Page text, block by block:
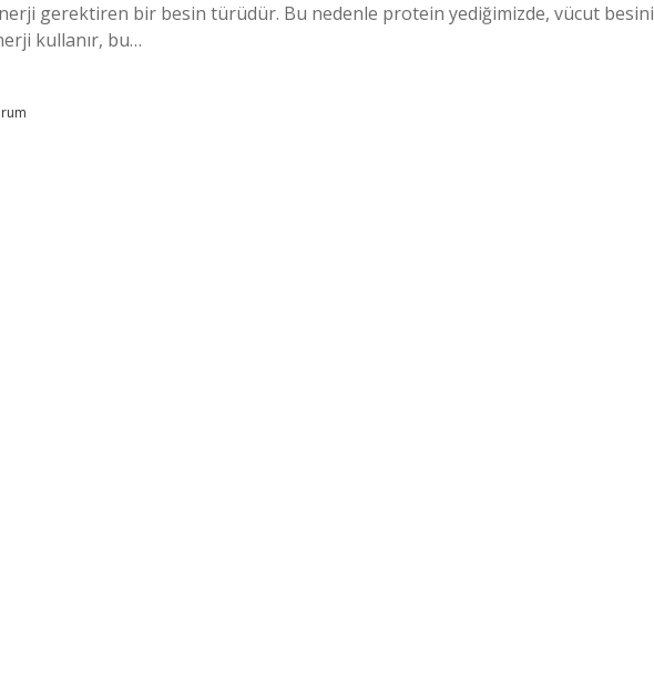
gerektiren bir besin türüdür. Bu nedenle protein yediğimizde, vücut besini
kullanır, bu…